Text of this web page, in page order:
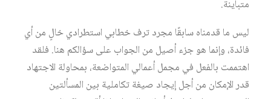
متباينة.
ليس ما قدمناه سابقًا مجرد ترف خطابي استطرادي خالٍ من أي
فائدة، وإنما هو جزء أصيل من الجواب على سؤالكم هنا. فلقد
اهتممت بالفعل في مجمل أعمالي المتواضعة، بمحاولة الاجتهاد
قدر الإمكان من أجل إيجاد صيغة تكاملية بين المسألتين